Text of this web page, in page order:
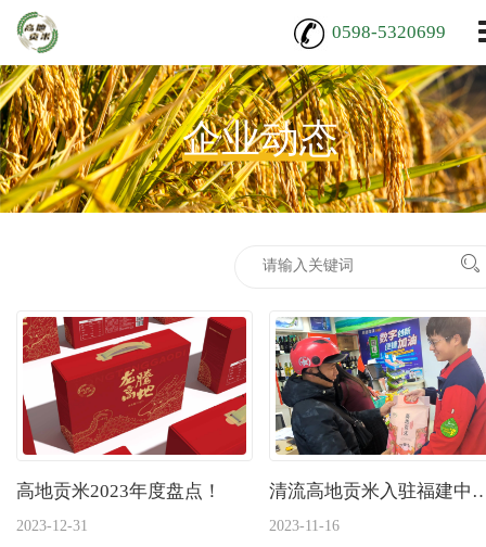
0598-5320699
企业动态
高地贡米2023年度盘点！
2023-12-31
清流高地贡米入驻福建中石化加油站
2023-11-16